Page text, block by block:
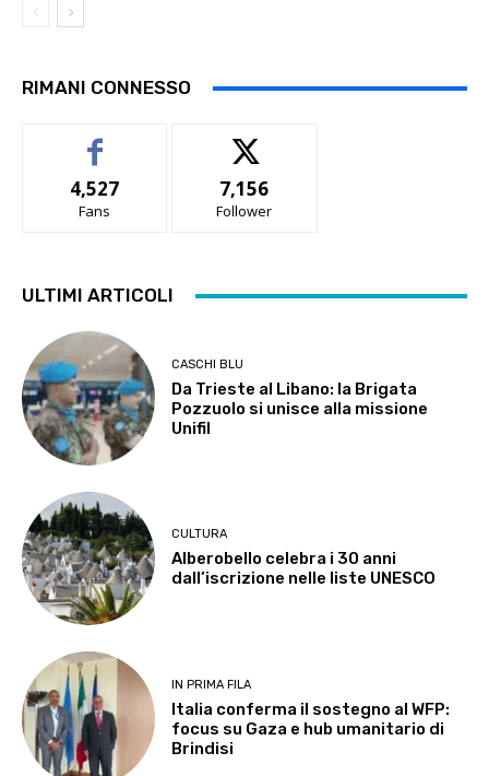
RIMANI CONNESSO
4,527
Fans
7,156
Follower
ULTIMI ARTICOLI
CASCHI BLU
Da Trieste al Libano: la Brigata
Pozzuolo si unisce alla missione
Unifil
CULTURA
Alberobello celebra i 30 anni
dall’iscrizione nelle liste UNESCO
IN PRIMA FILA
Italia conferma il sostegno al WFP:
focus su Gaza e hub umanitario di
Brindisi